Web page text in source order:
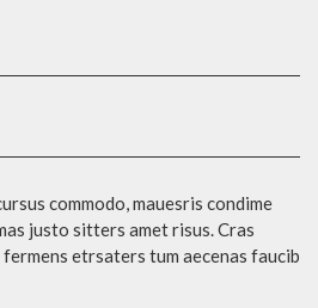
commodo, mauesris condime
justo sitters amet risus. Cras
etrsaters tum aecenas faucib